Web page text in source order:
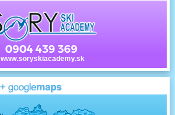
www.soryskiacademy.sk